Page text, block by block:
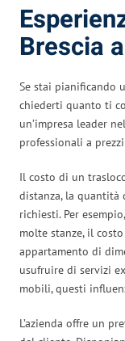
Brescia
Se stai pianificando
chiederti quanto ti
un’impresa leader
professionali a
Il costo di un
distanza, la
richiesti. Per
molte stanze, il
appartamento di
usufruire di servizi
mobili, questi
L’azienda offre un